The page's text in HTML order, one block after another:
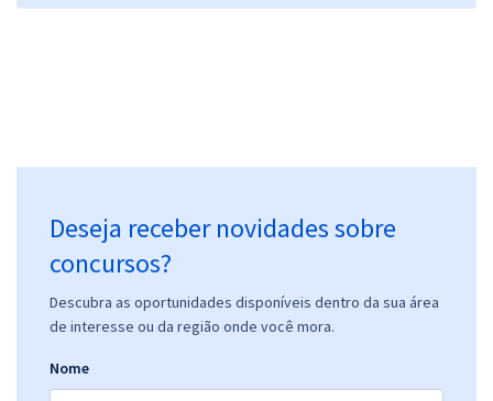
Deseja receber novidades sobre
concursos?
Descubra as oportunidades disponíveis dentro da sua área
de interesse ou da região onde você mora.
Nome